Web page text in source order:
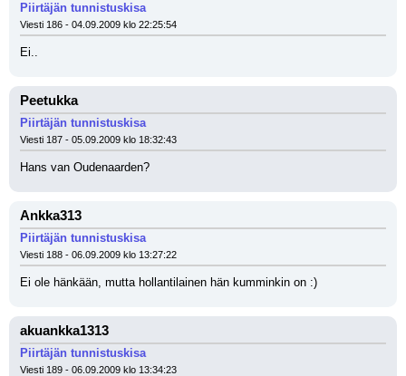
Piirtäjän tunnistuskisa
Viesti 186 - 04.09.2009 klo 22:25:54
Ei..
Peetukka
Piirtäjän tunnistuskisa
Viesti 187 - 05.09.2009 klo 18:32:43
Hans van Oudenaarden?
Ankka313
Piirtäjän tunnistuskisa
Viesti 188 - 06.09.2009 klo 13:27:22
Ei ole hänkään, mutta hollantilainen hän kumminkin on :)
akuankka1313
Piirtäjän tunnistuskisa
Viesti 189 - 06.09.2009 klo 13:34:23